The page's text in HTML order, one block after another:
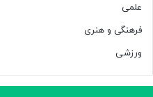
علمی
فرهنگی و هنری
ورزشی